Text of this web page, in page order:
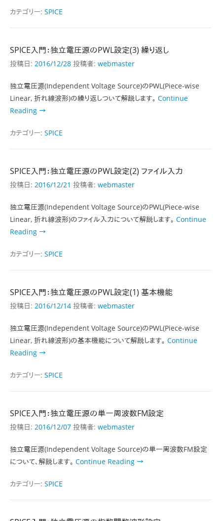
カテゴリー: SPICE
SPICE入門：独立電圧源のPWL設定(3) 繰り返し
投稿日: 2016/12/28 投稿者: webmaster
独立電圧源(Independent Voltage Source)のPWL(Piece-wise
Linear, 折れ線波形)の繰り返しついて解説します。 Continue
Reading →
カテゴリー: SPICE
SPICE入門：独立電圧源のPWL設定(2) ファイル入力
投稿日: 2016/12/21 投稿者: webmaster
独立電圧源(Independent Voltage Source)のPWL(Piece-wise
Linear, 折れ線波形)のファイル入力について解説します。 Continue
Reading →
カテゴリー: SPICE
SPICE入門：独立電圧源のPWL設定(1) 基本機能
投稿日: 2016/12/14 投稿者: webmaster
独立電圧源(Independent Voltage Source)のPWL(Piece-wise
Linear, 折れ線波形)の基本機能について解説します。 Continue
Reading →
カテゴリー: SPICE
SPICE入門：独立電圧源の単一周波数FM設定
投稿日: 2016/12/07 投稿者: webmaster
独立電圧源(Independent Voltage Source)の単一周波数FM設定
について、解説します。 Continue Reading →
カテゴリー: SPICE